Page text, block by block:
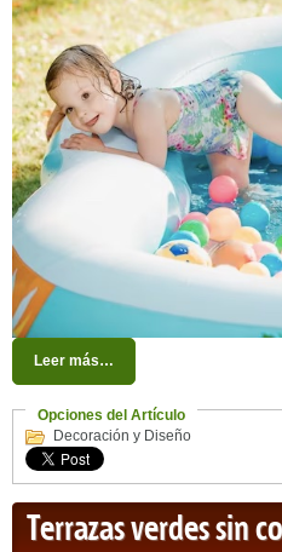
Leer más…
Opciones del Artículo
Decoración y Diseño
Terrazas verdes sin